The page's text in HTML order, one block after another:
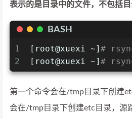
表示的是目录中的文件，不包括目
BASH
1
2
[root@xuexi ~] #
[root@xuexi ~] #
第一个命令会在/tmp目录下创建
会在/tmp目录下创建etc目录，源